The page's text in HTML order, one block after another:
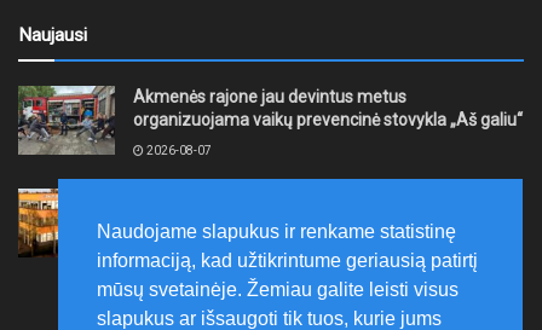
Naujausi
Akmenės rajone jau devintus metus
organizuojama vaikų prevencinė stovykla „Aš galiu“
2026-08-07
smulkiojo ir vidutinio verslo subjektų kūrimąsi
2026-08-07
Naudojame slapukus ir renkame statistinę
informaciją, kad užtikrintume geriausią patirtį
mūsų svetainėje. Žemiau galite leisti visus
slapukus ar išsaugoti tik tuos, kurie jums